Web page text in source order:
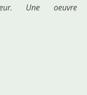
Une oeuvre